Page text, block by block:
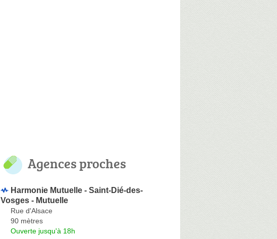
Agences proches
Harmonie Mutuelle - Saint-Dié-des-
Vosges - Mutuelle
Rue d'Alsace
90 mètres
Ouverte jusqu'à 18h